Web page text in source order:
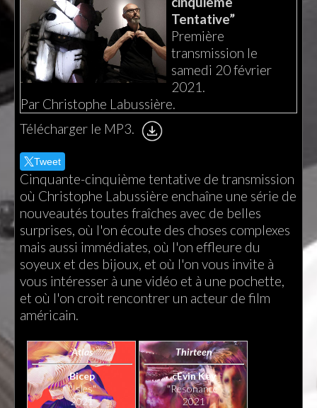
Tentative”
Première
transmission le
samedi 20 février
2021.
Par Christophe Labussière.
Télécharger le MP3.
Tweet
Cinquante-cinquième tentative de transmission
où Christophe Labussière enchaîne une série de
nouveautés toutes fraîches avec de belles
surprises, où l'on écoute des choses complexes
mais aussi immédiates, où l'on effleure du
soyeux et des bijoux, et où l'on vous invite à
vous intéresser à une vidéo et à une pochette,
et où l'on croit rencontrer un acteur de film
américain.
Atlas
Bicep
"Isles"
2021
Thirteen
cEvin Key
"Resonance"
2021